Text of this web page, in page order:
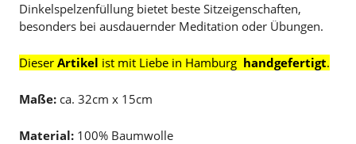
Dinkelspelzenfüllung bietet beste Sitzeigenschaften,
besonders bei ausdauernder Meditation oder Übungen.
Dieser Artikel ist mit Liebe in Hamburg handgefertigt.
Maße: ca. 32cm x 15cm
Material: 100% Baumwolle